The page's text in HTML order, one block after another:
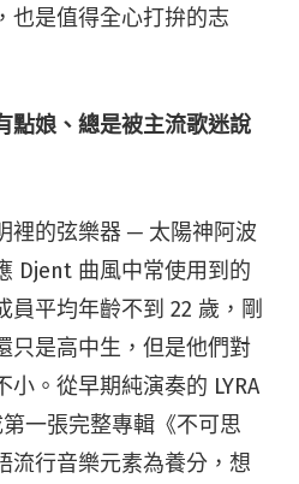
也是值得全心打拚的志
點娘、總是被主流歌迷說
裡的弦樂器 ─ 太陽神阿波
Djent 曲風中常使用到的
員平均年齡不到 22 歲，剛
只是高中生，但是他們對
。從早期純演奏的 LYRA
一張完整專輯《不可思
流行音樂元素為養分，想